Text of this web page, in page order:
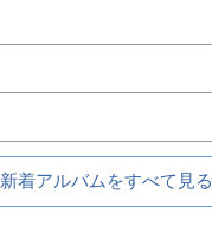
新着アルバムをすべて見る